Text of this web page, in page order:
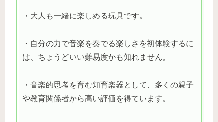
・大人も一緒に楽しめる玩具です。
・自分の力で音楽を奏でる楽しさを初体験するに
は、ちょうどいい難易度かも知れません。
・音楽的思考を育む知育楽器として、多くの親子
や教育関係者から高い評価を得ています。